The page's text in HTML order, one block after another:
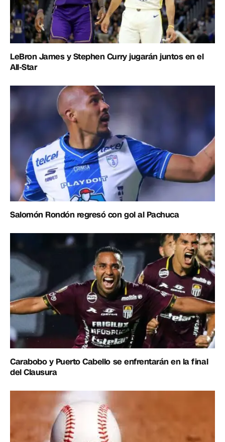
LeBron James y Stephen Curry jugarán juntos en el
All-Star
Salomón Rondón regresó con gol al Pachuca
Carabobo y Puerto Cabello se enfrentarán en la final
del Clausura